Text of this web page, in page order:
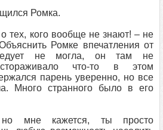
Ромка.
о тех, кого вообще не знают! – не
Ромке впечатления от
не могла, он там не
что-то в этом
парень уверенно, но все
Много странного было в его
мне кажется, ты просто